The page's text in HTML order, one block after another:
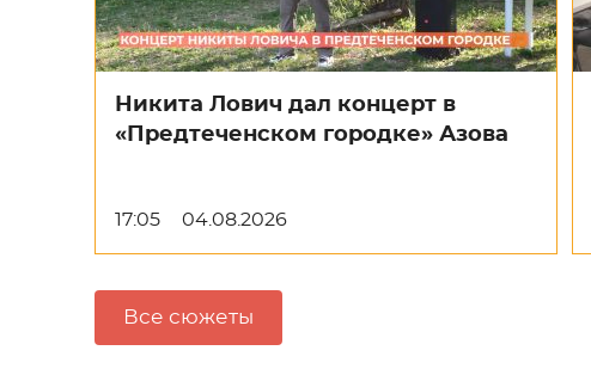
Никита Лович дал концерт в
«Предтеченском городке» Азова
17:05 04.08.2026
Все сюжеты